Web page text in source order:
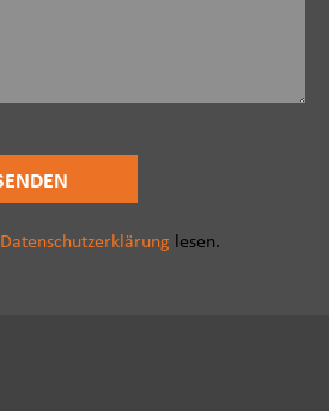
Datenschutzerklärung lesen.